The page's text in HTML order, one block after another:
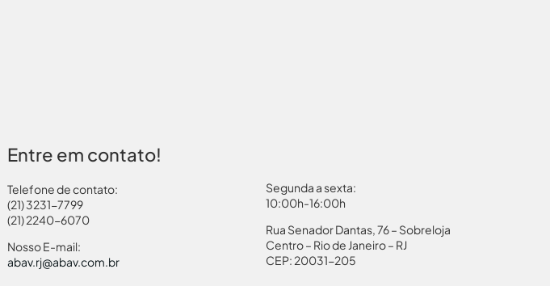
Entre em contato!
Telefone de contato:
(21) 3231-7799
(21) 2240-6070
Nosso E-mail:
abav.rj@abav.com.br
Segunda a sexta:
10:00h-16:00h
Rua Senador Dantas, 76 – Sobreloja
Centro – Rio de Janeiro – RJ
CEP: 20031-205
Autorização Menores